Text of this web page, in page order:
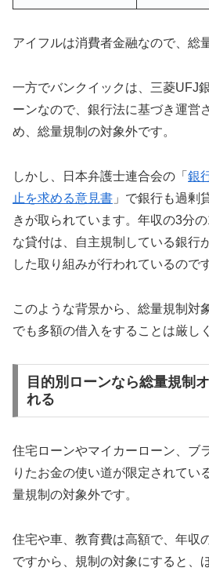
アイフルは消費者金融なので、総
一方でバンクイックは、三菱UFJ
ーンなので、銀行法に基づき運営
め、総量規制の対象外です。
しかし、日本弁護士連合会の「 銀
止を求める意見書 」で銀行も過剰
きが取られています。年収の3分
な貸付は、自主規制している銀行
した取り組みが行われているのです
このような背景から、総量規制対
でも多額の借入をすることは厳し
目的別ローンなら総量規制
れる
住宅ローンやマイカーローン、ブ
りたお金の使い道が限定されてい
量規制の対象外です。
住宅や車、教育費は高額で、年収
ですから、規制の対象にすると、